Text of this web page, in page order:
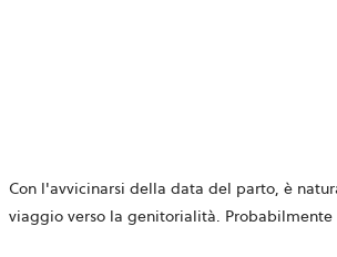
Con l'avvicinarsi della data del parto, è
viaggio verso la genitorialità.